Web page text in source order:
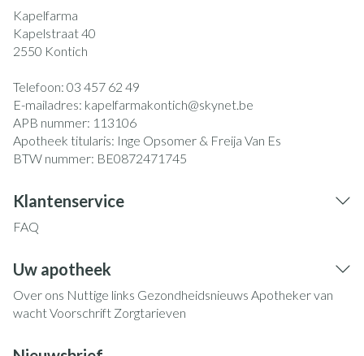
Kapelfarma
Kapelstraat 40
2550 Kontich
Telefoon: 03 457 62 49
E-mailadres: kapelfarmakontich@skynet.be
APB nummer: 113106
Apotheek titularis: Inge Opsomer & Freija Van Es
BTW nummer: BE0872471745
Klantenservice
FAQ
Uw apotheek
Over ons Nuttige links Gezondheidsnieuws Apotheker van
wachtVoorschrift Zorgtarieven